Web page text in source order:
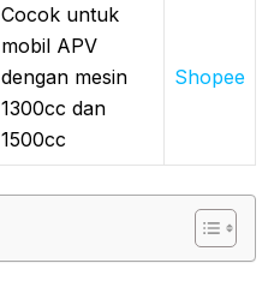
Cocok untuk
mobil APV
dengan mesin
1300cc dan
1500cc
Shopee